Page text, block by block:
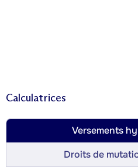
Calculatrices
Versements
Droits de